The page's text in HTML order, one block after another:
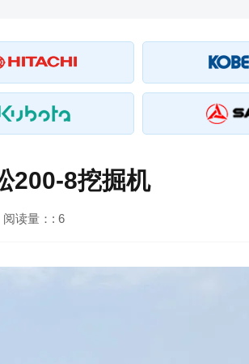
200-8挖掘机
阅读量：: 6